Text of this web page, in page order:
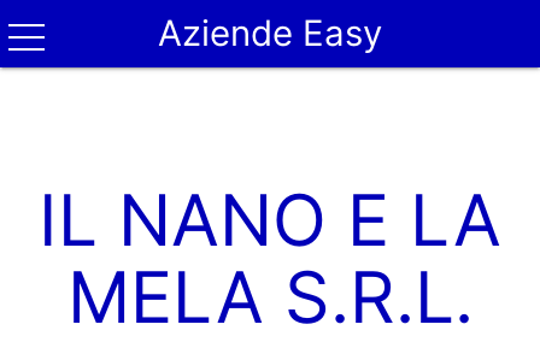
Aziende Easy
IL NANO E LA
MELA S.R.L.